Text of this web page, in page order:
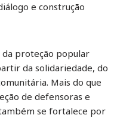
e construção
proteção popular
da solidariedade, do
Mais do que
de defensoras e
se fortalece por